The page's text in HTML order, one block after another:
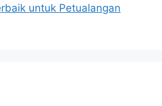
untuk Petualangan